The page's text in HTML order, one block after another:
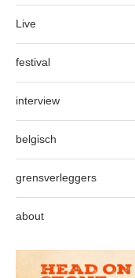
Live
festival
interview
belgisch
grensverleggers
about